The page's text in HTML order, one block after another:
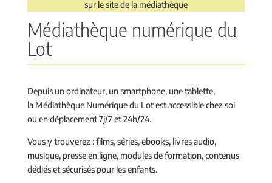
sur le site de la médiathèque
Médiathèque numérique du
Lot
Depuis un ordinateur, un smartphone, une tablette,
la Médiathèque Numérique du Lot est accessible chez soi
ou en déplacement 7j/7 et 24h/24.
Vous y trouverez : films, séries, ebooks, livres audio,
musique, presse en ligne, modules de formation, contenus
dédiés et sécurisés pour les enfants.